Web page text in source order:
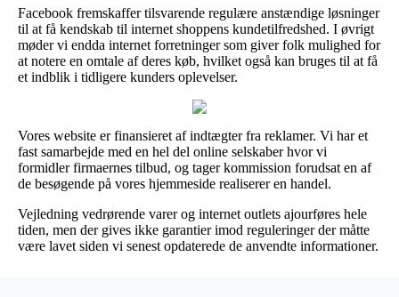
Facebook fremskaffer tilsvarende regulære anstændige løsninger
til at få kendskab til internet shoppens kundetilfredshed. I øvrigt
møder vi endda internet forretninger som giver folk mulighed for
at notere en omtale af deres køb, hvilket også kan bruges til at få
et indblik i tidligere kunders oplevelser.
Vores website er finansieret af indtægter fra reklamer. Vi har et
fast samarbejde med en hel del online selskaber hvor vi
formidler firmaernes tilbud, og tager kommission forudsat en af
de besøgende på vores hjemmeside realiserer en handel.
Vejledning vedrørende varer og internet outlets ajourføres hele
tiden, men der gives ikke garantier imod reguleringer der måtte
være lavet siden vi senest opdaterede de anvendte informationer.